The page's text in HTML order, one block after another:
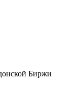
Биржи